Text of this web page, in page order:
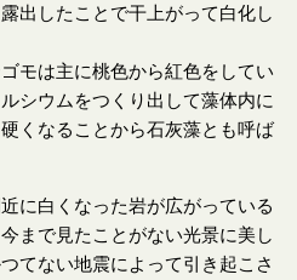
出したことで干上がって白化し
モは主に桃色から紅色をしてい
シウムをつくり出して藻体内に
くなることから石灰藻とも呼ば
に白くなった岩が広がっている
まで見たことがない光景に美し
てない地震によって引き起こさ